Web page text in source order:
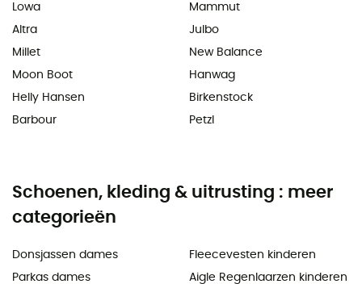
Lowa
Altra
Millet
Moon Boot
Helly Hansen
Barbour
Mammut
Julbo
New Balance
Hanwag
Birkenstock
Petzl
Schoenen, kleding & uitrusting : meer
categorieën
Donsjassen dames
Parkas dames
Fleecevesten kinderen
Aigle Regenlaarzen kinderen